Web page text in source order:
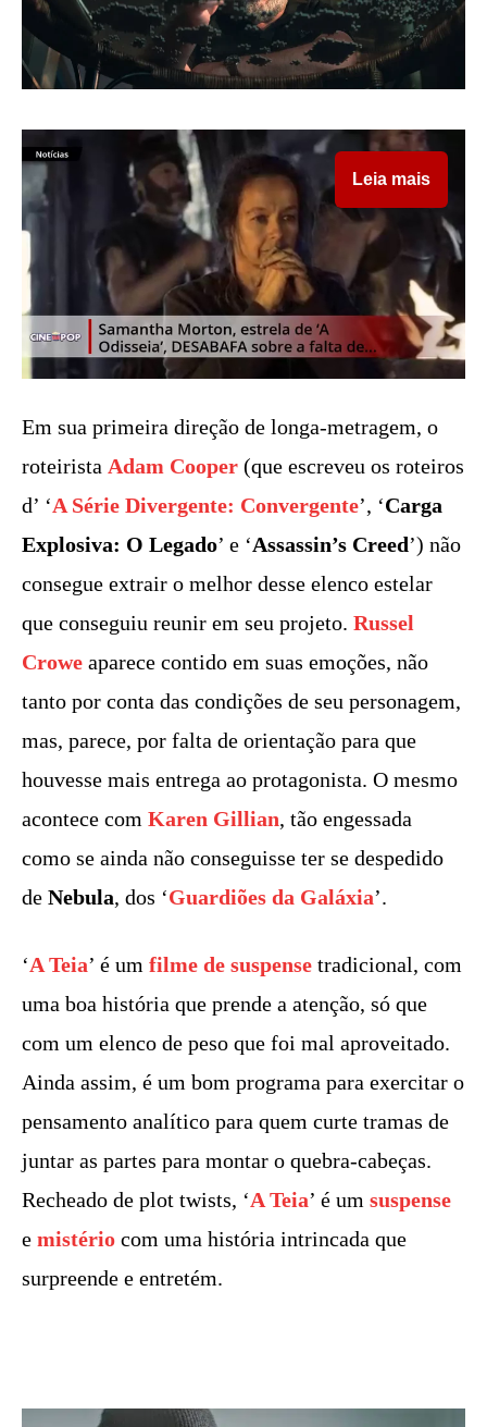
Leia mais
Em sua primeira direção de longa-metragem, o
roteirista Adam Cooper (que escreveu os roteiros
d’ ‘A Série Divergente: Convergente’, ‘Carga
Explosiva: O Legado’ e ‘Assassin’s Creed’) não
consegue extrair o melhor desse elenco estelar
que conseguiu reunir em seu projeto. Russel
Crowe aparece contido em suas emoções, não
tanto por conta das condições de seu personagem,
mas, parece, por falta de orientação para que
houvesse mais entrega ao protagonista. O mesmo
acontece com Karen Gillian, tão engessada
como se ainda não conseguisse ter se despedido
de Nebula, dos ‘Guardiões da Galáxia’.
‘A Teia’ é um filme de suspense tradicional, com
uma boa história que prende a atenção, só que
com um elenco de peso que foi mal aproveitado.
Ainda assim, é um bom programa para exercitar o
pensamento analítico para quem curte tramas de
juntar as partes para montar o quebra-cabeças.
Recheado de plot twists, ‘A Teia’ é um suspense
e mistério com uma história intrincada que
surpreende e entretém.